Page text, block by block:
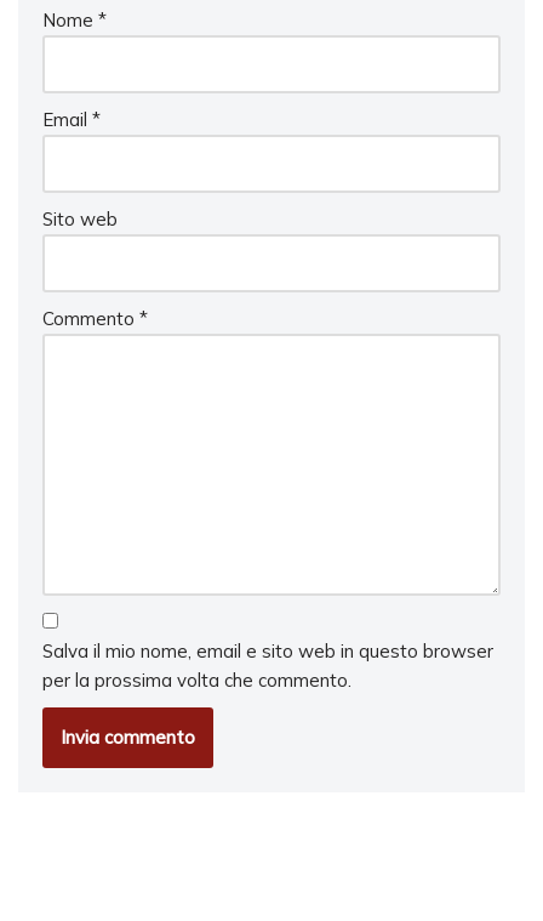
Nome *
Email *
Sito web
Commento *
Salva il mio nome, email e sito web in questo browser
per la prossima volta che commento.